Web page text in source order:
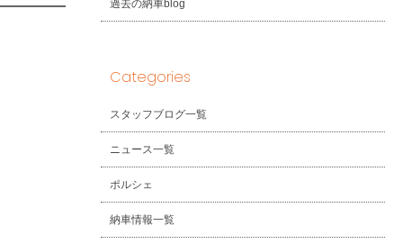
過去の納車blog
Categories
スタッフブログ一覧
ニュース一覧
ポルシェ
納車情報一覧